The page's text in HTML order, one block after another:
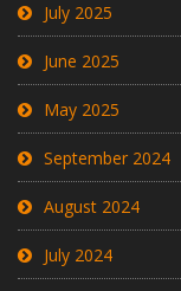
July 2025
June 2025
May 2025
September 2024
August 2024
July 2024